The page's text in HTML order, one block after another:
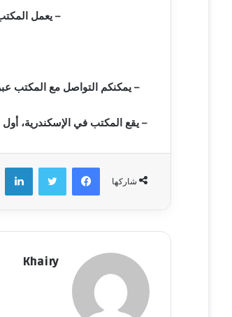
– يعمل المكتب من الساعة 2 بعد الظهر
– يمكنكم التواصل مع المكتب عبر الرقم الأرضي ٠٣/٣٢٥٥٣٤٣ لحجز موعد أو
– يقع المكتب في الإسكندرية، أول شارع
شاركها
فيسبوك تويتر
Khairy